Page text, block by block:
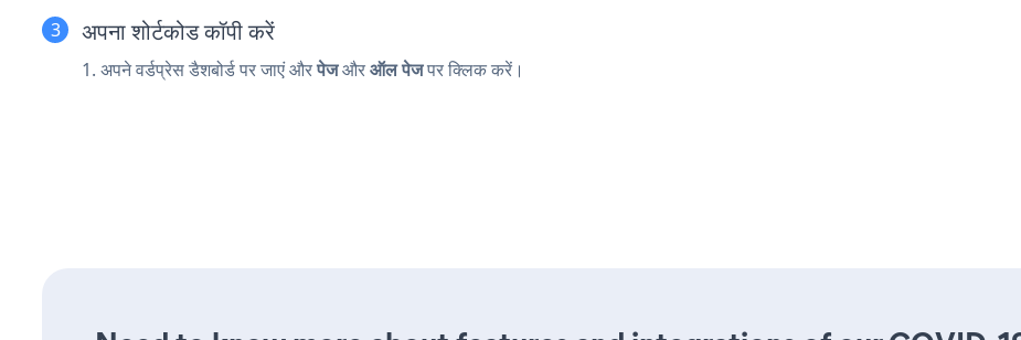
अपना शोर्टकोड कॉपी करें
1. अपने वर्डप्रेस डैशबोर्ड पर जाएं औरपेजऔरऑल पेजपर क्लिक करें।